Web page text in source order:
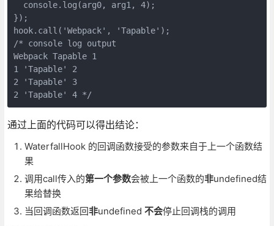
  console.log(arg0, arg1, 4);
});
hook.call('Webpack', 'Tapable');
/* console log output
Webpack Tapable 1
1 'Tapable' 2
2 'Tapable' 3
通过上面的代码可以得出结论：
WaterfallHook 的回调函数接受的参数来自于上一个函数结
果
调用call传入的第一个参数会被上一个函数的非undefined结
果给替换
当回调函数返回非undefined 不会停止回调栈的调用